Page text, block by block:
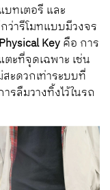
ทเตอรี และ
ารีโมทแบบมีวงจร
Physical Keyคือ การ
ะที่จุดเฉพาะ เช่น
ะดวกเท่าระบบที่
ลืมวางทิ้งไว้ในรถ